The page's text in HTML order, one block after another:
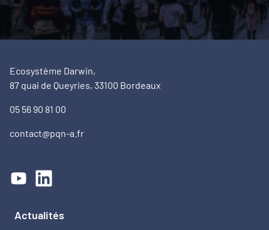
Ecosystème Darwin,
87 quai de Queyries, 33100 Bordeaux
05 56 90 81 00
contact@pqn-a.fr
Actualités